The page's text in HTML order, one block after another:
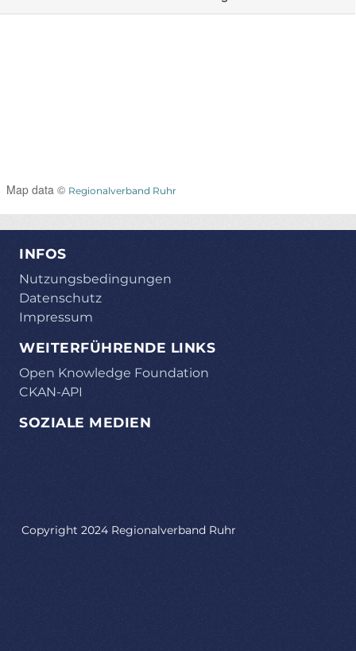
Map data © Regionalverband Ruhr
INFOS
Nutzungsbedingungen
Datenschutz
Impressum
WEITERFÜHRENDE LINKS
Open Knowledge Foundation
CKAN-API
SOZIALE MEDIEN
Copyright 2024 Regionalverband Ruhr